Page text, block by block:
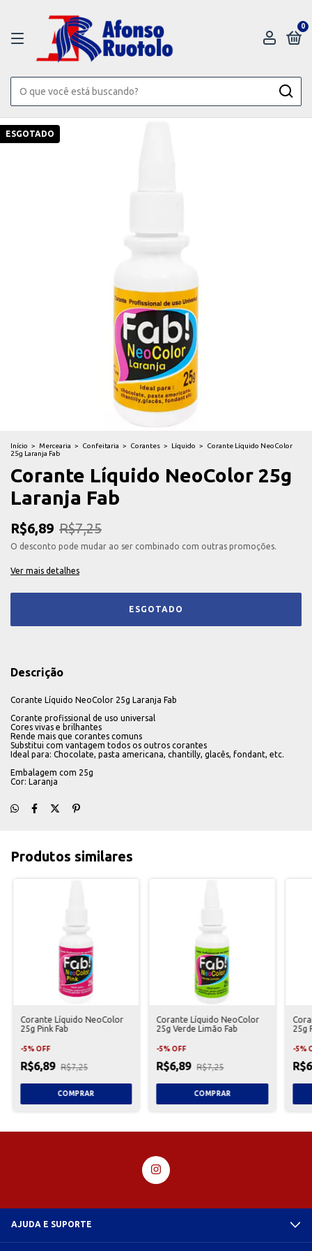
0
ESGOTADO
Início > Mercearia > Confeitaria > Corantes > Líquido >
Corante Líquido NeoColor
25g Laranja Fab
Corante Líquido NeoColor 25g
Laranja Fab
R$6,89 R$7,25
O desconto pode mudar ao ser combinado com outras promoções.
Ver mais detalhes
Descrição
Corante Líquido NeoColor 25g Laranja Fab
Corante profissional de uso universal
Cores vivas e brilhantes
Rende mais que corantes comuns
Substitui com vantagem todos os outros corantes
Ideal para: Chocolate, pasta americana, chantilly, glacês, fondant, etc.
Embalagem com 25g
Cor: Laranja
Produtos similares
Corante Líquido NeoColor
25g Pink Fab
-5%OFF
R$6,89 R$7,25
Corante Líquido NeoColor
25g Verde Limão Fab
-5%OFF
R$6,89 R$7,25
25g
-5%
AJUDA E SUPORTE